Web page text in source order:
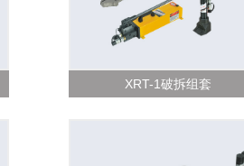
XRT-1破拆组套